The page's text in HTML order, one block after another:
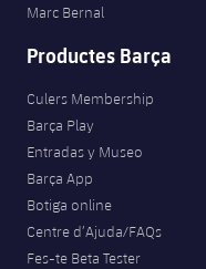
Marc Bernal
Productes Barça
Culers Membership
Barça Play
Entradas y Museo
Barça App
Botiga online
Centre d’Ajuda/FAQs
Fes-te Beta Tester